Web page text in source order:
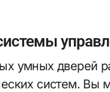
умных дверей
систем. Вы